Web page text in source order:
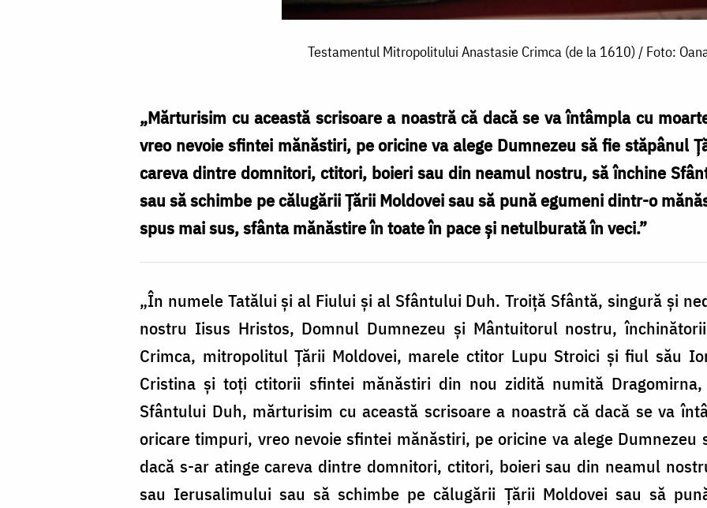
Testamentul Mitropolitului Anastasie Crimca (de la 1610) / Foto:
„Mărturisim cu această scrisoare a noastră că dacă se va întâmpla cu
vreo nevoie sfintei mănăstiri, pe oricine va alege Dumnezeu să fie stăpânul
careva dintre domnitori, ctitori, boieri sau din neamul nostru, să închine
sau să schimbe pe călugării Ţării Moldovei sau să pună egumeni dintr-o
spus mai sus, sfânta mănăstire în toate în pace şi netulburată în veci.”
„În numele Tatălui şi al Fiului şi al Sfântului Duh. Troiţă Sfântă, singură şi
nostru Iisus Hristos, Domnul Dumnezeu şi Mântuitorul nostru,
Crimca, mitropolitul Ţării Moldovei, marele ctitor Lupu Stroici şi fiul său
Cristina şi toţi ctitorii sfintei mănăstiri din nou zidită numită
Sfântului Duh, mărturisim cu această scrisoare a noastră că dacă se va
oricare timpuri, vreo nevoie sfintei mănăstiri, pe oricine va alege Dumnezeu
dacă s-ar atinge careva dintre domnitori, ctitori, boieri sau din neamul
sau Ierusalimului sau să schimbe pe călugării Ţării Moldovei sau să